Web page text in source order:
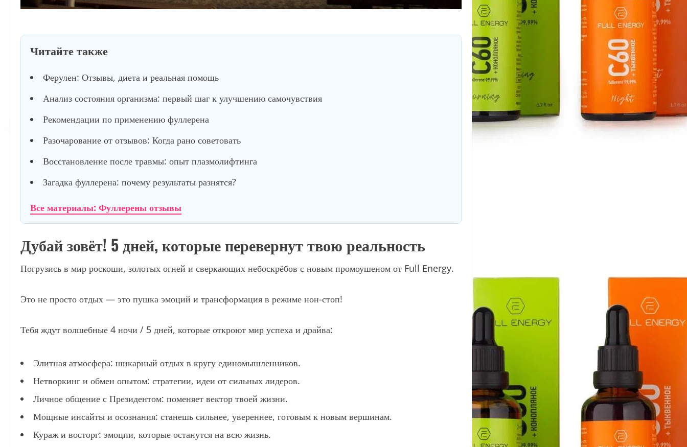
Читайте также
Ферулен: Отзывы, диета и реальная помощь
Анализ состояния организма: первый шаг к улучшению самочувствия
Рекомендации по применению фуллерена
Разочарование от отзывов: Когда рано советовать
Восстановление после травмы: опыт плазмолифтинга
Загадка фуллерена: почему результаты разнятся?
Все материалы: Фуллерены отзывы
Дубай зовёт! 5 дней, которые перевернут твою реальность
Погрузись в мир роскоши, золотых огней и сверкающих небоскрёбов с новым промоушеном от Full Energy.
Это не просто отдых — это пушка эмоций и трансформация в режиме нон-стоп!
Тебя ждут волшебные 4 ночи / 5 дней, которые откроют мир успеха и драйва:
Элитная атмосфера: шикарный отдых в кругу единомышленников.
Нетворкинг и обмен опытом: стратегии, идеи от сильных лидеров.
Личное общение с Президентом: поменяет вектор твоей жизни.
Мощные инсайты и осознания: станешь сильнее, увереннее, готовым к новым вершинам.
Кураж и восторг: эмоции, которые останутся на всю жизнь.